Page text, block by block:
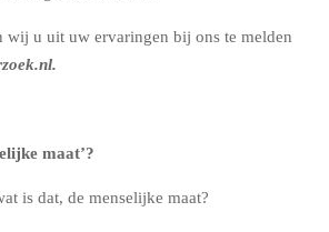
wij u uit uw ervaringen bij ons te melden
maat’?
is dat, de menselijke maat?